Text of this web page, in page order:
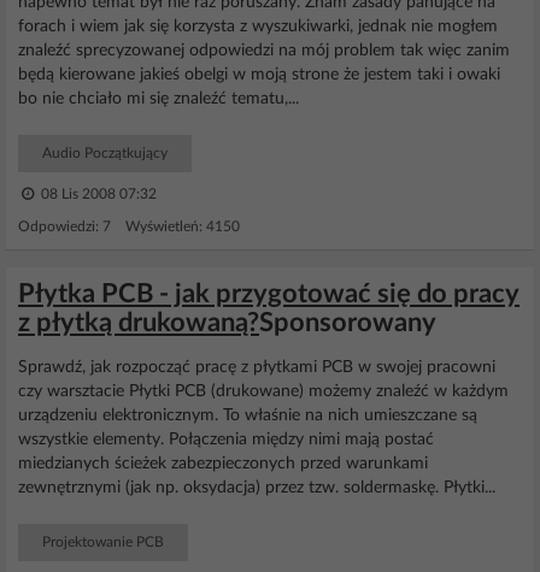
forach i wiem jak się korzysta z wyszukiwarki, jednak nie mogłem
znaleźć sprecyzowanej odpowiedzi na mój problem tak więc zanim
będą kierowane jakieś obelgi w moją strone że jestem taki i owaki
bo nie chciało mi się znaleźć tematu,...
Audio Początkujący
08 Lis 2008 07:32
Odpowiedzi: 7 Wyświetleń: 4150
Płytka PCB - jak przygotować się do pracy
z płytką drukowaną?Sponsorowany
Sprawdź, jak rozpocząć pracę z płytkami PCB w swojej pracowni
czy warsztacie Płytki PCB (drukowane) możemy znaleźć w każdym
urządzeniu elektronicznym. To właśnie na nich umieszczane są
wszystkie elementy. Połączenia między nimi mają postać
miedzianych ścieżek zabezpieczonych przed warunkami
zewnętrznymi (jak np. oksydacja) przez tzw. soldermaskę. Płytki...
Projektowanie PCB